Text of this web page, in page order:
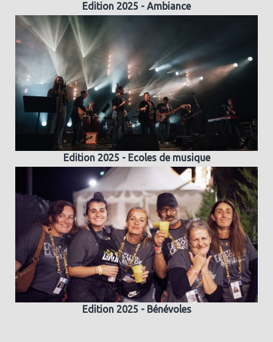
Edition 2025 - Ambiance
Edition 2025 - Ecoles de musique
Edition 2025 - Bénévoles